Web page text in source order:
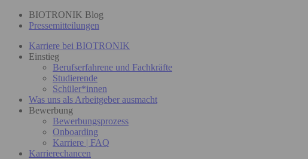
BIOTRONIK Blog
Pressemitteilungen
Karriere bei BIOTRONIK
Einstieg
Berufserfahrene und Fachkräfte
Studierende
Schüler*innen
Was uns als Arbeitgeber ausmacht
Bewerbung
Bewerbungsprozess
Onboarding
Karriere | FAQ
Karrierechancen